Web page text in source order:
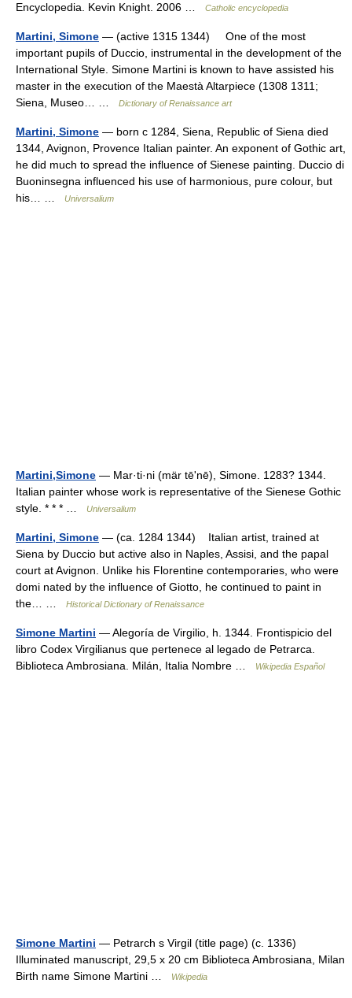
Encyclopedia. Kevin Knight. 2006 …
Catholic encyclopedia
Martini, Simone — (active 1315 1344) One of the most
important pupils of Duccio, instrumental in the development of the
International Style. Simone Martini is known to have assisted his
master in the execution of the Maestà Altarpiece (1308 1311;
Siena, Museo… …
Dictionary of Renaissance art
Martini, Simone — born с 1284, Siena, Republic of Siena died
1344, Avignon, Provence Italian painter. An exponent of Gothic art,
he did much to spread the influence of Sienese painting. Duccio di
Buoninsegna influenced his use of harmonious, pure colour, but
his… …
Universalium
Martini,Simone — Mar·ti·ni (mär tēʹnē), Simone. 1283? 1344.
Italian painter whose work is representative of the Sienese Gothic
style. * * * …
Universalium
Martini, Simone — (ca. 1284 1344) Italian artist, trained at
Siena by Duccio but active also in Naples, Assisi, and the papal
court at Avignon. Unlike his Florentine contemporaries, who were
domi nated by the influence of Giotto, he continued to paint in
the… …
Historical Dictionary of Renaissance
Simone Martini — Alegoría de Virgilio, h. 1344. Frontispicio del
libro Codex Virgilianus que pertenece al legado de Petrarca.
Biblioteca Ambrosiana. Milán, Italia Nombre …
Wikipedia Español
Simone Martini — Petrarch s Virgil (title page) (c. 1336)
Illuminated manuscript, 29,5 x 20 cm Biblioteca Ambrosiana, Milan
Birth name Simone Martini …
Wikipedia